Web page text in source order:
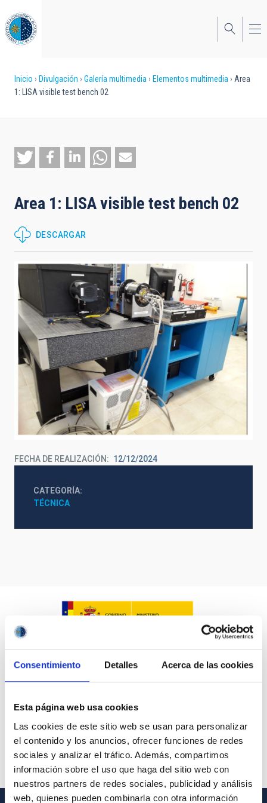
Consentimiento Detalles Acerca de las cookies
Esta página web usa cookies
Las cookies de este sitio web se usan para personalizar
el contenido y los anuncios, ofrecer funciones de redes
sociales y analizar el tráfico. Además, compartimos
información sobre el uso que haga del sitio web con
nuestros partners de redes sociales, publicidad y análisis
web, quienes pueden combinarla con otra información
al
contenido
principal
Sobrescribir
ayuda
a
navegación
Inicio Divulgación Galería multimedia Elementos multimedia
Area
1: LISA visible test bench 02
Area 1: LISA visible test bench 02
DESCARGAR
FECHA DE REALIZACIÓN 12/12/2024
CATEGORÍA
TÉCNICA